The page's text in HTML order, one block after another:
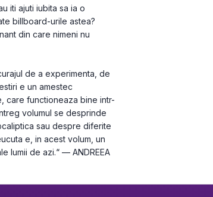
iti ajuti iubita sa ia o
billboard-urile astea?
din care nimeni nu
de a experimenta, de
e un amestec
care functioneaza bine intr-
volumul se desprinde
sau despre diferite
e, in acest volum, un
lumii de azi.“ — ANDREEA